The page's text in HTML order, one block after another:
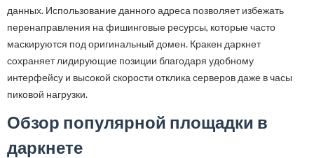
данных. Использование данного адреса позволяет избежать
перенаправления на фишинговые ресурсы, которые часто
маскируются под оригинальный домен. Кракен даркнет
сохраняет лидирующие позиции благодаря удобному
интерфейсу и высокой скорости отклика серверов даже в часы
пиковой нагрузки.
Обзор популярной площадки в
даркнете